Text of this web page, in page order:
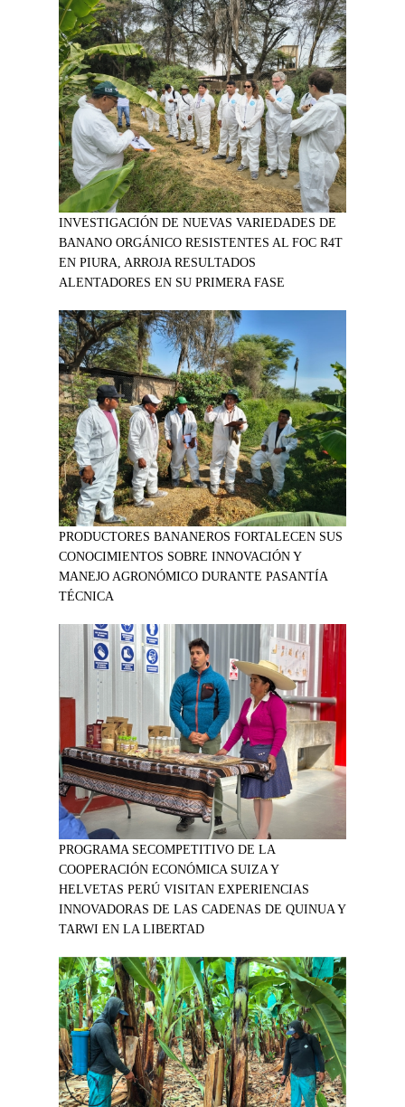
INVESTIGACIÓN DE NUEVAS VARIEDADES DE
BANANO ORGÁNICO RESISTENTES AL FOC R4T
EN PIURA, ARROJA RESULTADOS
ALENTADORES EN SU PRIMERA FASE
PRODUCTORES BANANEROS FORTALECEN SUS
CONOCIMIENTOS SOBRE INNOVACIÓN Y
MANEJO AGRONÓMICO DURANTE PASANTÍA
TÉCNICA
PROGRAMA SECOMPETITIVO DE LA
COOPERACIÓN ECONÓMICA SUIZA Y
HELVETAS PERÚ VISITAN EXPERIENCIAS
INNOVADORAS DE LAS CADENAS DE QUINUA Y
TARWI EN LA LIBERTAD